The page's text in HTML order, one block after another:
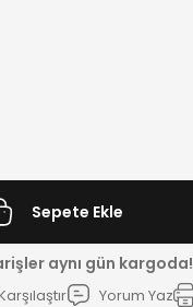
Sepete Ekle
aynı gün kargoda!
Yorum Yaz